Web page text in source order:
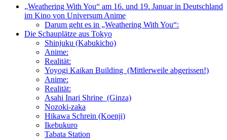
„Weathering With You“ am 16. und 19. Januar in Deutschland
im Kino von Universum Anime
Darum geht es in „Weathering With You“:
Die Schauplätze aus Tokyo
Shinjuku (Kabukicho)
Anime:
Realität:
Yoyogi Kaikan Building (Mittlerweile abgerissen!)
Anime:
Realität:
Asahi Inari Shrine (Ginza)
Nozoki-zaka
Hikawa Schrein (Koenji)
Ikebukuro
Tabata Station